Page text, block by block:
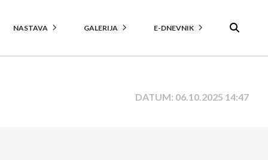
NASTAVA GALERIJA E-DNEVNIK
DATUM: 06.10.2025 14:47